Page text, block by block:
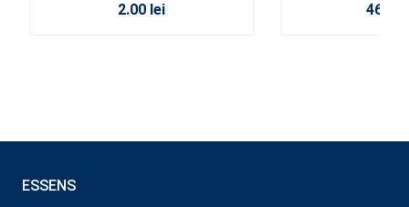
2.00 lei 46.00
ESSENS